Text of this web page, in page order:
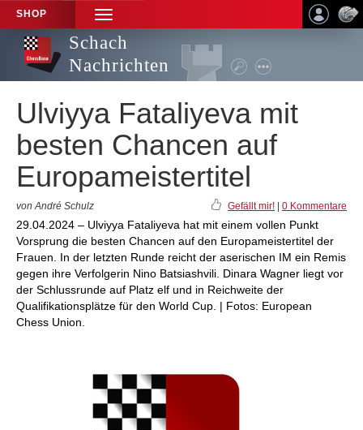
SHOP
TOGGLE
NAVIGATION
Schach
Nachrichten
Ulviyya Fataliyeva mit
besten Chancen auf
Europameistertitel
von André Schulz Gefällt mir! 0 Kommentare
29.04.2024 – Ulviyya Fataliyeva hat mit einem vollen Punkt
Vorsprung die besten Chancen auf den Europameistertitel der
Frauen. In der letzten Runde reicht der aserischen IM ein Remis
gegen ihre Verfolgerin Nino Batsiashvili. Dinara Wagner liegt vor
der Schlussrunde auf Platz elf und in Reichweite der
Qualifikationsplätze für den World Cup. | Fotos: European
Chess Union.